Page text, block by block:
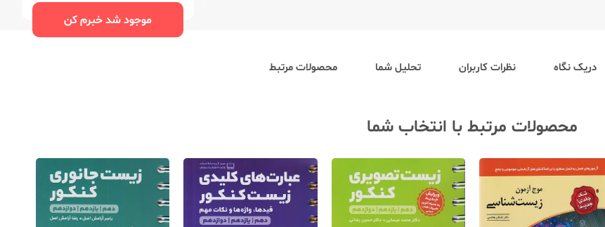
موجود شد خبرم کن
دریک نگاه نظرات کاربران تحلیل شما محصولات مرتبط
محصولات مرتبط با انتخاب شما